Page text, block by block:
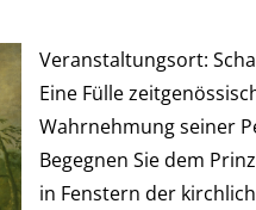
Veranstaltungsort:
Eine Fülle
Wahrnehmung seiner
Begegnen Sie dem
in Fenstern der